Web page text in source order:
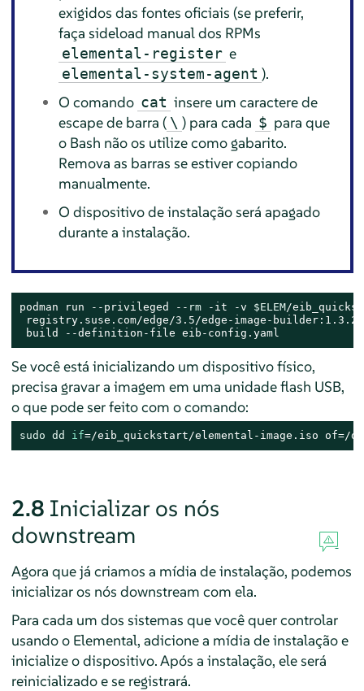
exigidos das fontes oficiais (se preferir,
faça sideload manual dos RPMs
elemental-register e
elemental-system-agent ).
O comando cat insere um caractere de
escape de barra ( \ ) para cada $ para que
o Bash não os utilize como gabarito.
Remova as barras se estiver copiando
manualmente.
O dispositivo de instalação será apagado
durante a instalação.
podman run --privileged -- rm -it -v $ELEM/
registry.suse.com/edge/3.5/edge-image-builder:1.3.2
build --definition-file eib-config.yaml
Se você está inicializando um dispositivo físico,
precisa gravar a imagem em uma unidade flash USB,
o que pode ser feito com o comando:
sudo dd if=/eib_quickstart/elemental-image.iso of=/dev/
2.8 Inicializar os nós
downstream
Agora que já criamos a mídia de instalação, podemos
inicializar os nós downstream com ela.
Para cada um dos sistemas que você quer controlar
usando o Elemental, adicione a mídia de instalação e
inicialize o dispositivo. Após a instalação, ele será
reinicializado e se registrará.